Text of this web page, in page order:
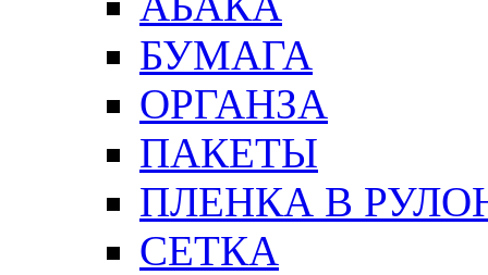
БУМАГА
ОРГАНЗА
ПАКЕТЫ
ПЛЕНКА В
СЕТКА